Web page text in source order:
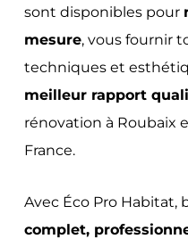
sont disponibles pour
mesure, vous fournir
techniques et
meilleur rapport
rénovation à Roubaix
France.
Avec Éco Pro Habitat,
complet,